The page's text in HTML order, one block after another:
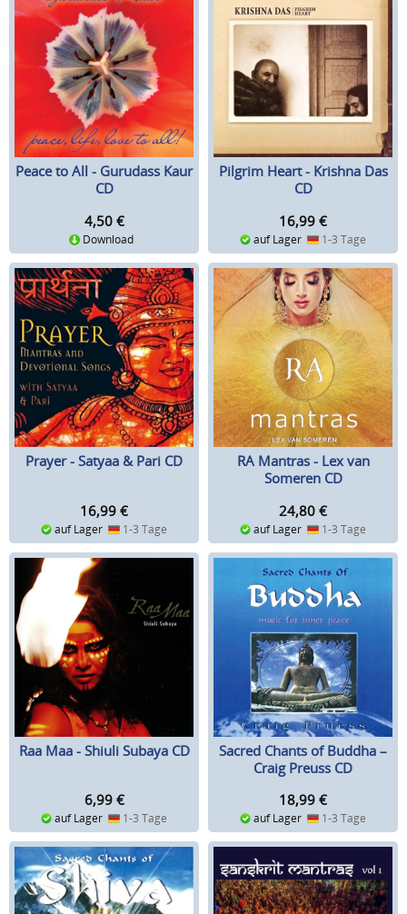
Peace to All - Gurudass Kaur
CD
4,50 €
Download
Pilgrim Heart - Krishna Das
CD
16,99 €
auf Lager 1-3 Tage
Prayer - Satyaa & Pari CD
16,99 €
auf Lager 1-3 Tage
RA Mantras - Lex van
Someren CD
24,80 €
auf Lager 1-3 Tage
Raa Maa - Shiuli Subaya CD
6,99 €
auf Lager 1-3 Tage
Sacred Chants of Buddha –
Craig Preuss CD
18,99 €
auf Lager 1-3 Tage